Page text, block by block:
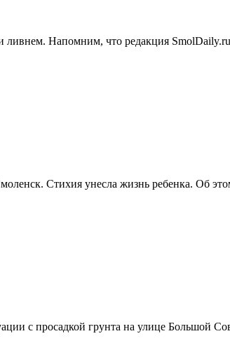
ливнем. Напомним, что редакция
Стихия унесла жизнь ребенка. Об
с просадкой грунта на улице Большой